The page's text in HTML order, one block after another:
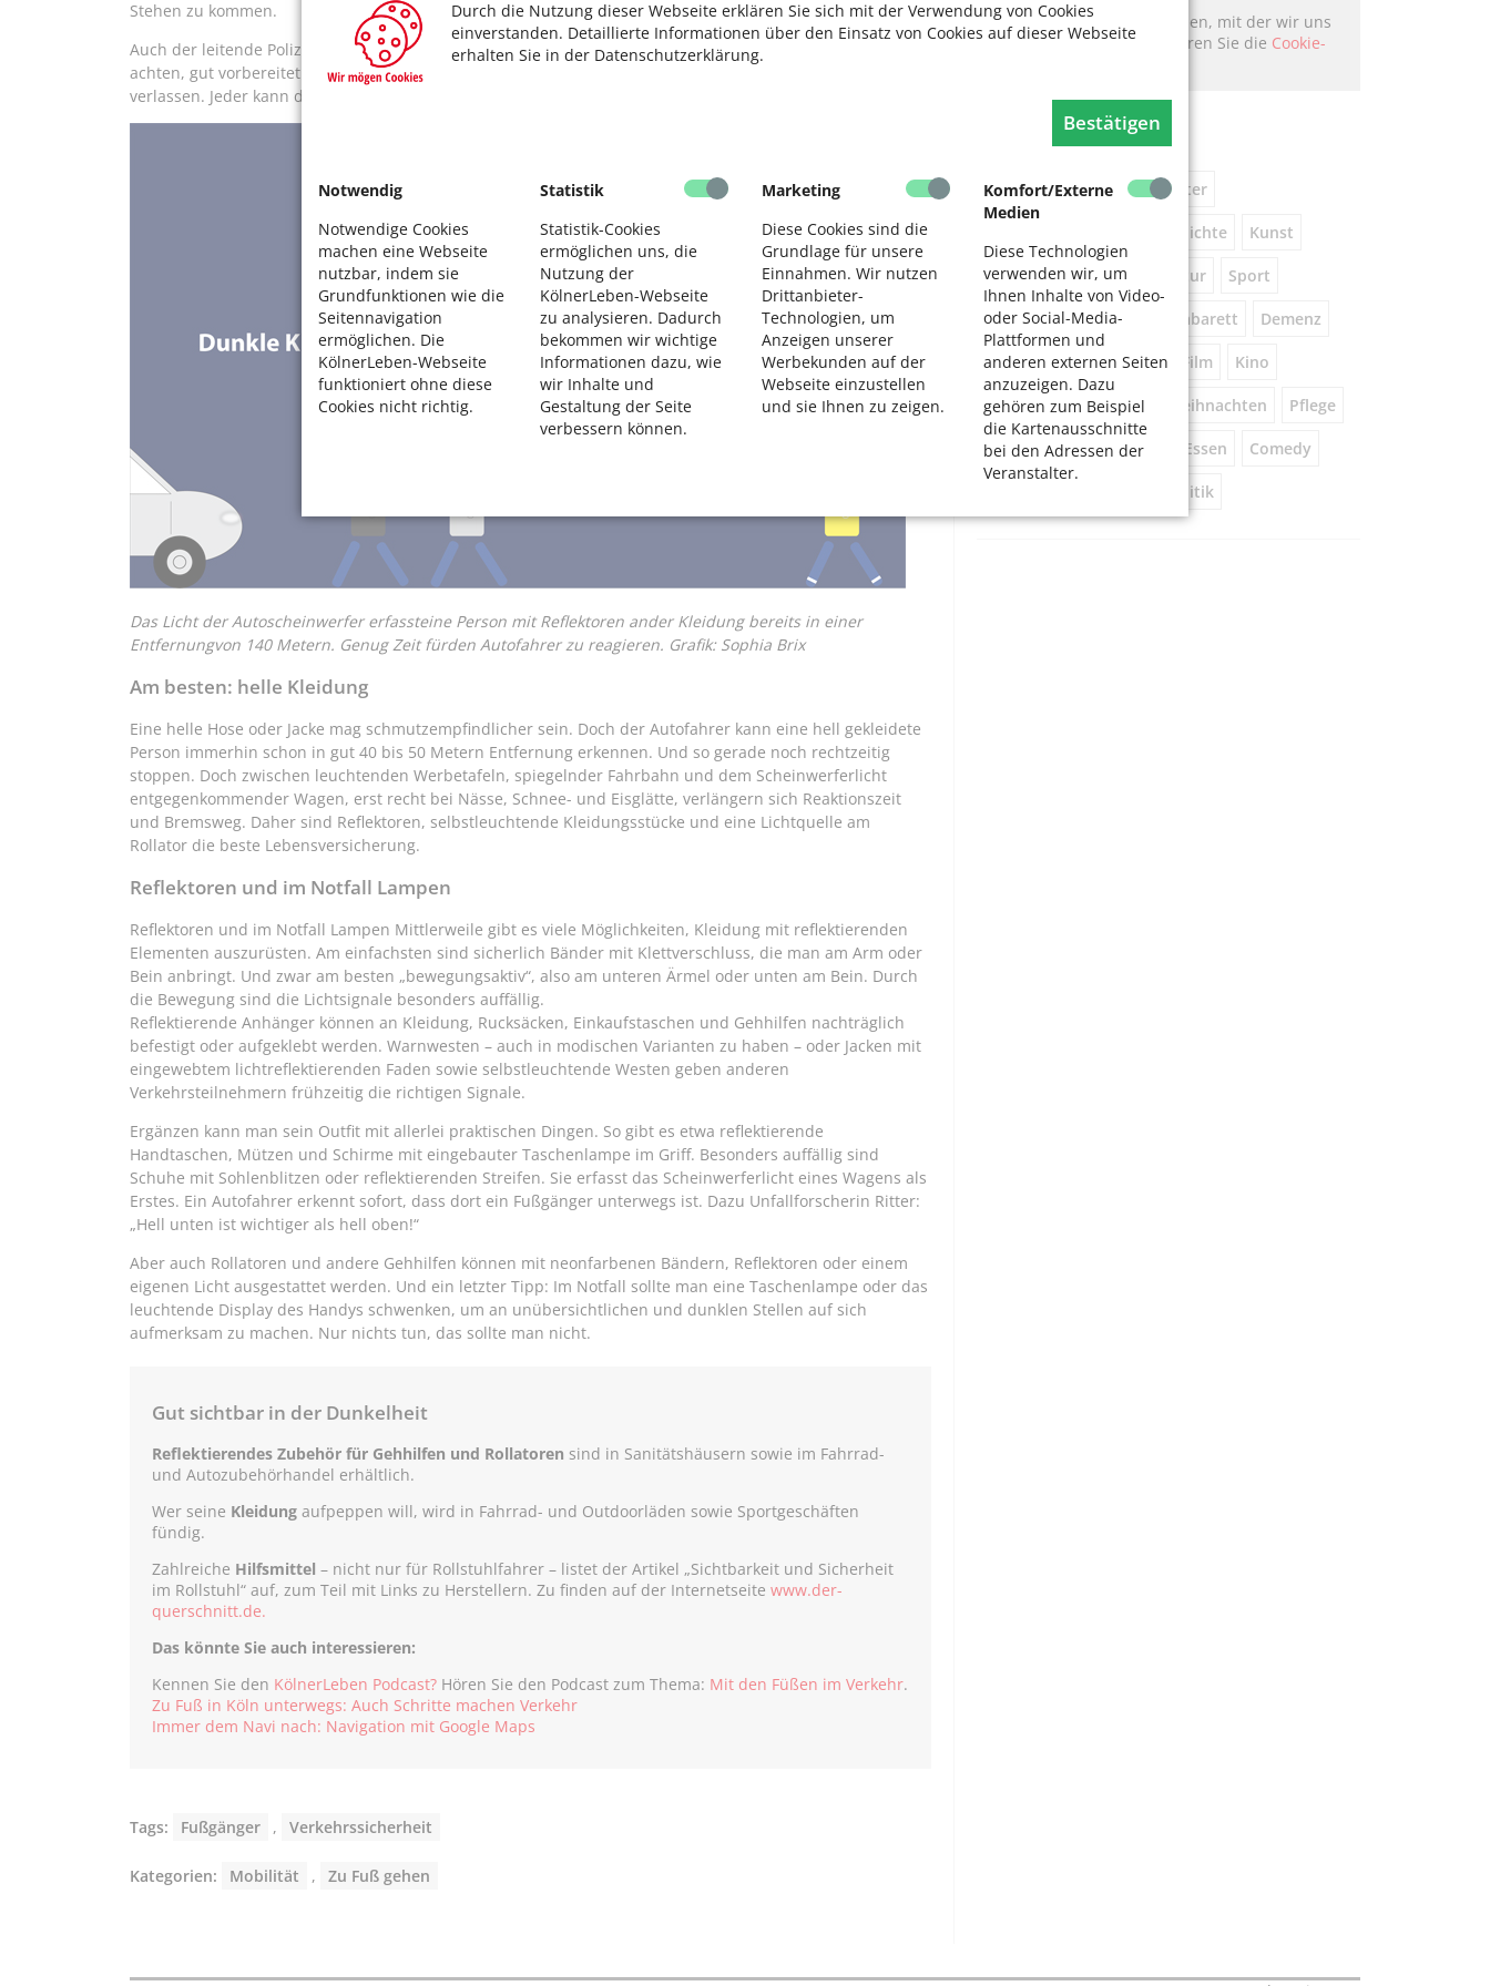
Durch die Nutzung dieser Webseite erklären Sie sich mit der Verwendung von Cookies
einverstanden. Detaillierte Informationen über den Einsatz von Cookies auf dieser Webseite
erhalten Sie in der Datenschutzerklärung.
Bestätigen
Notwendig
Notwendige Cookies
machen eine Webseite
nutzbar, indem sie
Grundfunktionen wie die
Seitennavigation
ermöglichen. Die
KölnerLeben-Webseite
funktioniert ohne diese
Cookies nicht richtig.
Statistik
Statistik-Cookies
ermöglichen uns, die
Nutzung der
KölnerLeben-Webseite
zu analysieren. Dadurch
bekommen wir wichtige
Informationen dazu, wie
wir Inhalte und
Gestaltung der Seite
verbessern können.
Marketing
Diese Cookies sind die
Grundlage für unsere
Einnahmen. Wir nutzen
Drittanbieter-
Technologien, um
Anzeigen unserer
Werbekunden auf der
Webseite einzustellen
und sie Ihnen zu zeigen.
Komfort/Externe
Medien
Diese Technologien
verwenden wir, um
Ihnen Inhalte von Video-
oder Social-Media-
Plattformen und
anderen externen Seiten
anzuzeigen. Dazu
gehören zum Beispiel
die Kartenausschnitte
bei den Adressen der
Veranstalter.
Stehen zu kommen.
Auch der leitende Polizeidirektor Frank Wiß- baum betont: „Es ist wichtig, auch auf die eigene Sicherheit zu
achten, gut vorbereitet zu sein und sich nicht nur auf die Umsicht anderer Verkehrsteilnehmer zu
verlassen. Jeder kann dazu beitragen, für einen sicheren und verantwortungsvolleren Umgang zu sorgen.“
Das Licht der Autoscheinwerfer erfassteine Person mit Reflektoren ander Kleidung bereits in einer
Entfernungvon 140 Metern. Genug Zeit fürden Autofahrer zu reagieren. Grafik: Sophia Brix
Am besten: helle Kleidung
Eine helle Hose oder Jacke mag schmutzempfindlicher sein. Doch der Autofahrer kann eine hell gekleidete
Person immerhin schon in gut 40 bis 50 Metern Entfernung erkennen. Und so gerade noch rechtzeitig
stoppen. Doch zwischen leuchtenden Werbetafeln, spiegelnder Fahrbahn und dem Scheinwerferlicht
entgegenkommender Wagen, erst recht bei Nässe, Schnee- und Eisglätte, verlängern sich Reaktionszeit
und Bremsweg. Daher sind Reflektoren, selbstleuchtende Kleidungsstücke und eine Lichtquelle am
Rollator die beste Lebensversicherung.
Reflektoren und im Notfall Lampen
Reflektoren und im Notfall Lampen Mittlerweile gibt es viele Möglichkeiten, Kleidung mit reflektierenden
Elementen auszurüsten. Am einfachsten sind sicherlich Bänder mit Klettverschluss, die man am Arm oder
Bein anbringt. Und zwar am besten „bewegungsaktiv“, also am unteren Ärmel oder unten am Bein. Durch
die Bewegung sind die Lichtsignale besonders auffällig.
Reflektierende Anhänger können an Kleidung, Rucksäcken, Einkaufstaschen und Gehhilfen nachträglich
befestigt oder aufgeklebt werden. Warnwesten – auch in modischen Varianten zu haben – oder Jacken mit
eingewebtem lichtreflektierenden Faden sowie selbstleuchtende Westen geben anderen
Verkehrsteilnehmern frühzeitig die richtigen Signale.
Ergänzen kann man sein Outfit mit allerlei praktischen Dingen. So gibt es etwa reflektierende
Handtaschen, Mützen und Schirme mit eingebauter Taschenlampe im Griff. Besonders auffällig sind
Schuhe mit Sohlenblitzen oder reflektierenden Streifen. Sie erfasst das Scheinwerferlicht eines Wagens als
Erstes. Ein Autofahrer erkennt sofort, dass dort ein Fußgänger unterwegs ist. Dazu Unfallforscherin Ritter:
„Hell unten ist wichtiger als hell oben!“
Aber auch Rollatoren und andere Gehhilfen können mit neonfarbenen Bändern, Reflektoren oder einem
eigenen Licht ausgestattet werden. Und ein letzter Tipp: Im Notfall sollte man eine Taschenlampe oder das
leuchtende Display des Handys schwenken, um an unübersichtlichen und dunklen Stellen auf sich
aufmerksam zu machen. Nur nichts tun, das sollte man nicht.
Gut sichtbar in der Dunkelheit
Reflektierendes Zubehör für Gehhilfen und Rollatoren sind in Sanitätshäusern sowie im Fahrrad-
und Autozubehörhandel erhältlich.
Wer seine Kleidung aufpeppen will, wird in Fahrrad- und Outdoorläden sowie Sportgeschäften
fündig.
Zahlreiche Hilfsmittel – nicht nur für Rollstuhlfahrer – listet der Artikel „Sichtbarkeit und Sicherheit
im Rollstuhl“ auf, zum Teil mit Links zu Herstellern. Zu finden auf der Internetseite www.der-
querschnitt.de.
Das könnte Sie auch interessieren:
Kennen Sie den KölnerLeben Podcast? Hören Sie den Podcast zum Thema: Mit den Füßen im Verkehr.
Zu Fuß in Köln unterwegs: Auch Schritte machen Verkehr
Immer dem Navi nach: Navigation mit Google Maps
Tags: Fußgänger , Verkehrssicherheit
Kategorien: Mobilität , Zu Fuß gehen
Hier könnte Werbung stehen, mit der wir uns
finanzieren. Bitte akzeptieren Sie die Cookie-
Schlagworte
Musik kostenlos Theater
Geschichte Kunst
Museum Natur Literatur Sport
Führung Gespräche Kabarett Demenz
Wandern Brauchtum Film Kino
Vorsorge Beratung Weihnachten Pflege
Feste Tanz Vortrag Essen Comedy
Politik